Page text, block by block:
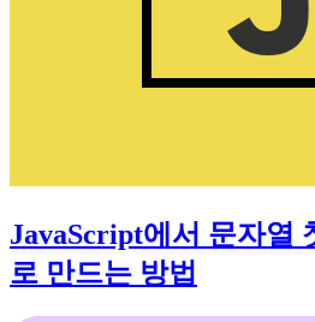
JavaScript에서 문자열
로 만드는 방법